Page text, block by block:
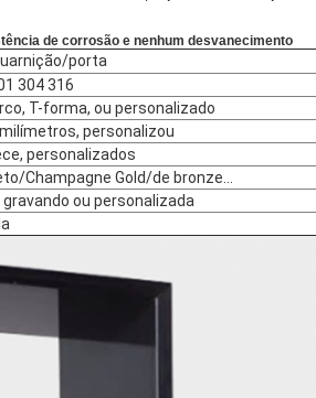
de corrosão e nenhum desvanecimento
porta
304 316
T-forma, ou personalizado
personalizou
personalizados
Champagne Gold/de bronze…
ou personalizada